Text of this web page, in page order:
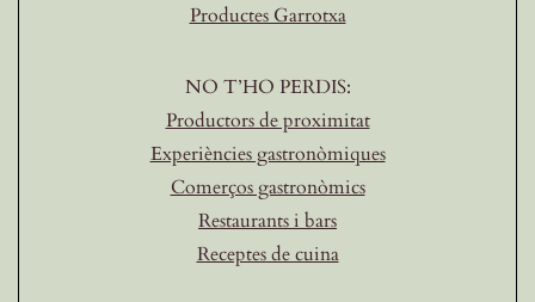
Productes Garrotxa
NO T’HO PERDIS:
Productors de proximitat
Experiències gastronòmiques
Comerços gastronòmics
Restaurants i bars
Receptes de cuina